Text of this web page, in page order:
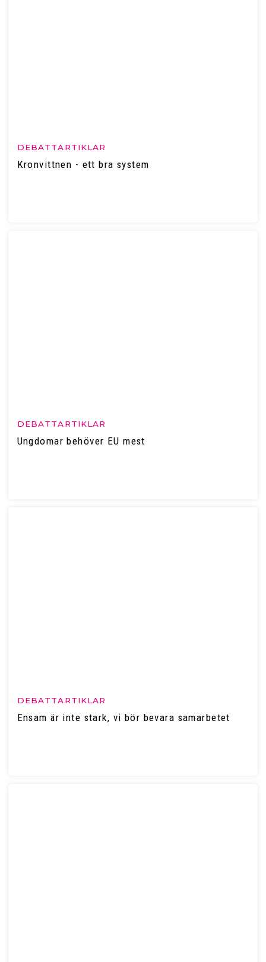
DEBATTARTIKLAR
Kronvittnen - ett bra system
DEBATTARTIKLAR
Ungdomar behöver EU mest
DEBATTARTIKLAR
Ensam är inte stark, vi bör bevara samarbetet